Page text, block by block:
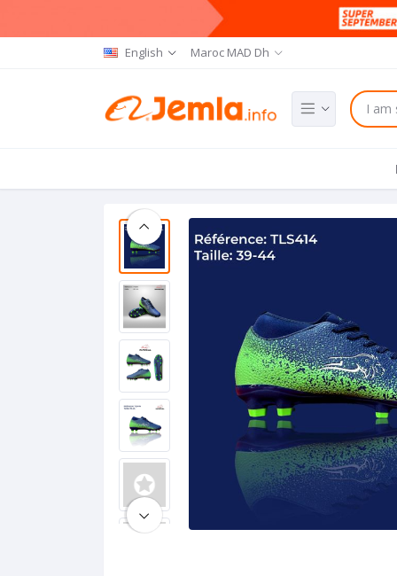
English Maroc MAD Dh